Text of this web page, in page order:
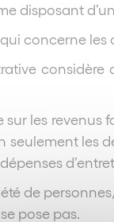
disposant
concerne
les revenus
les
de
pose pas.